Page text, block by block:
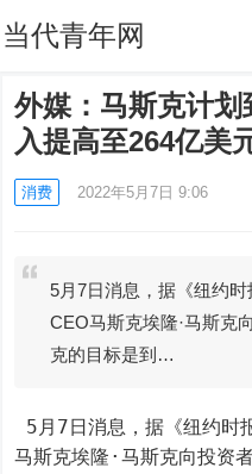
当代青年网
外媒：马斯克计
入提高至264亿美
消费 2022年5月7日 9:06
5月7日消息，据《纽约
CEO马斯克埃隆·马斯克
克的目标是到…
马斯克埃隆·马斯克向投资